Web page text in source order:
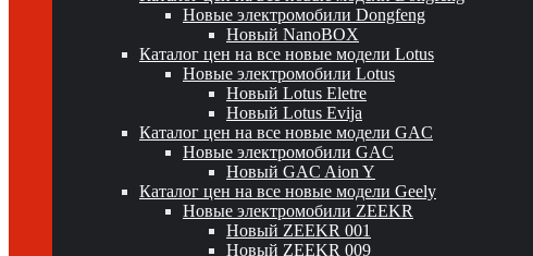
Новые электромобили Dongfeng
Новый NanoBOX
Каталог цен на все новые модели Lotus
Новые электромобили Lotus
Новый Lotus Eletre
Новый Lotus Evija
Каталог цен на все новые модели GAC
Новые электромобили GAC
Новый GAC Aion Y
Каталог цен на все новые модели Geely
Новые электромобили ZEEKR
Новый ZEEKR 001
Новый ZEEKR 009